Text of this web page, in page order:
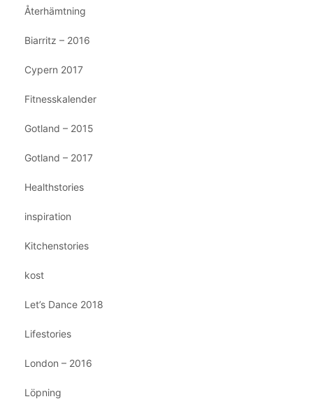
Återhämtning
Biarritz – 2016
Cypern 2017
Fitnesskalender
Gotland – 2015
Gotland – 2017
Healthstories
inspiration
Kitchenstories
kost
Let’s Dance 2018
Lifestories
London – 2016
Löpning